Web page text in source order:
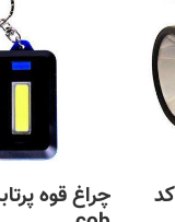
چراغ قوه